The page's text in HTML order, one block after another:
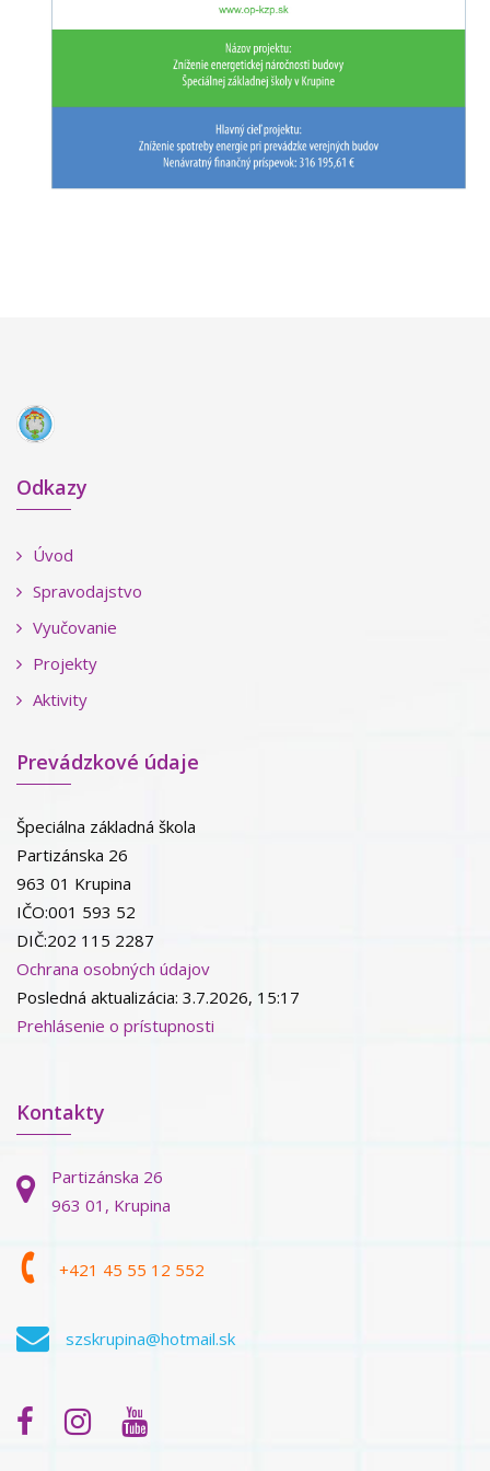
Odkazy
Úvod
Spravodajstvo
Vyučovanie
Projekty
Aktivity
Prevádzkové údaje
Špeciálna základná škola
Partizánska 26
963 01 Krupina
IČO:001 593 52
DIČ:202 115 2287
Ochrana osobných údajov
Posledná aktualizácia: 3.7.2026, 15:17
Prehlásenie o prístupnosti
Kontakty
Partizánska 26
963 01, Krupina
+421 45 55 12 552
szskrupina@hotmail.sk